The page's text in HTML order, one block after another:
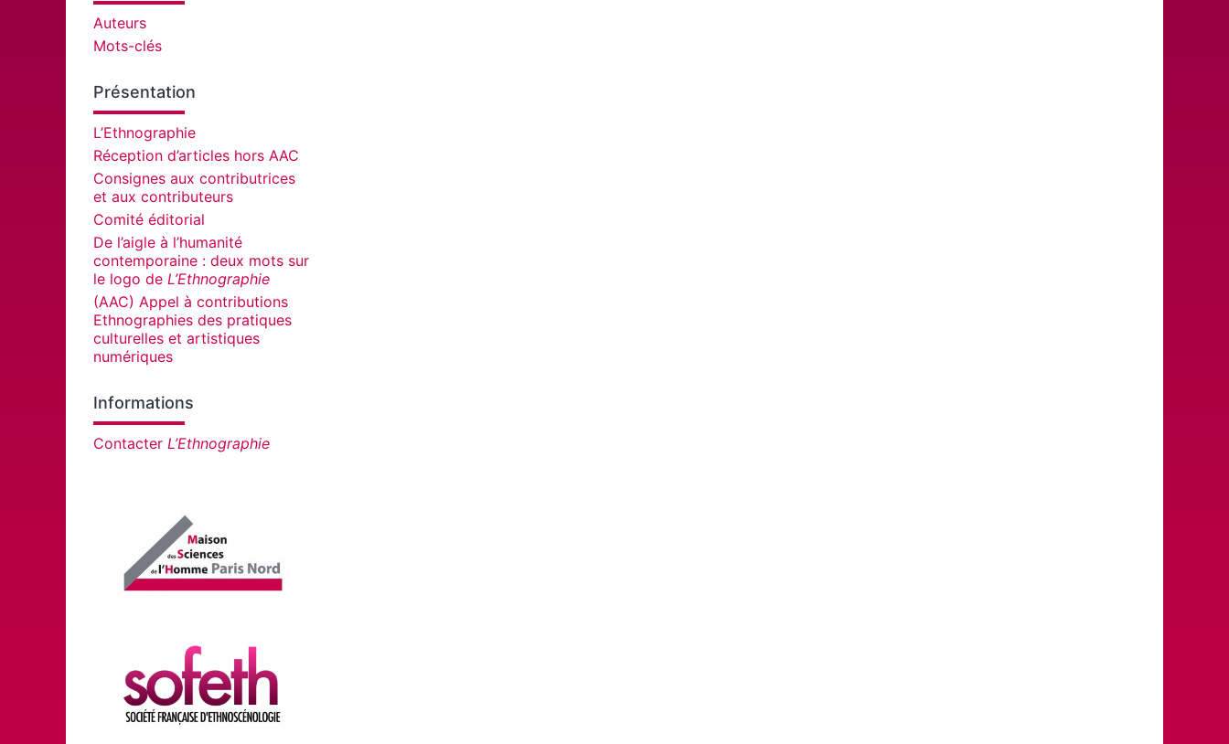
Auteurs
Mots-clés
Présentation
L’Ethnographie
Réception d’articles hors AAC
Consignes aux contributrices
et aux contributeurs
Comité éditorial
De l’aigle à l’humanité
contemporaine : deux mots sur
le logo de L’Ethnographie
(AAC) Appel à contributions
Ethnographies des pratiques
culturelles et artistiques
numériques
Informations
Contacter L’Ethnographie
Affiliations/partenaires